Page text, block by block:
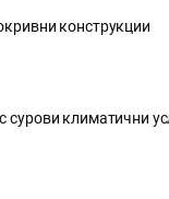
конструкции
сурови климатични